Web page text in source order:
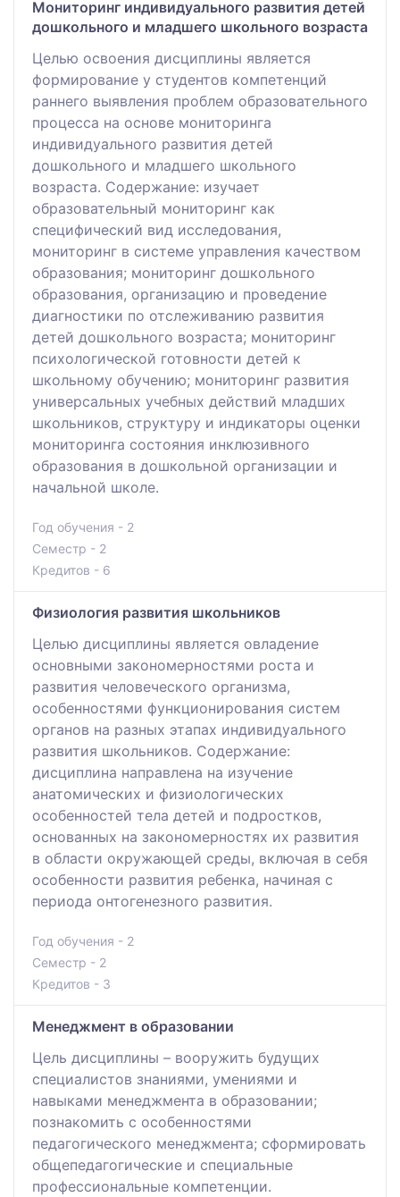
Мониторинг индивидуального развития детей
дошкольного и младшего школьного возраста
Целью освоения дисциплины является
формирование у студентов компетенций
раннего выявления проблем образовательного
процесса на основе мониторинга
индивидуального развития детей
дошкольного и младшего школьного
возраста. Содержание: изучает
образовательный мониторинг как
специфический вид исследования,
мониторинг в системе управления качеством
образования; мониторинг дошкольного
образования, организацию и проведение
диагностики по отслеживанию развития
детей дошкольного возраста; мониторинг
психологической готовности детей к
школьному обучению; мониторинг развития
универсальных учебных действий младших
школьников, структуру и индикаторы оценки
мониторинга состояния инклюзивного
образования в дошкольной организации и
начальной школе.
Год обучения - 2
Семестр - 2
Кредитов - 6
Физиология развития школьников
Целью дисциплины является овладение
основными закономерностями роста и
развития человеческого организма,
особенностями функционирования систем
органов на разных этапах индивидуального
развития школьников. Содержание:
дисциплина направлена на изучение
анатомических и физиологических
особенностей тела детей и подростков,
основанных на закономерностях их развития
в области окружающей среды, включая в себя
особенности развития ребенка, начиная с
периода онтогенезного развития.
Год обучения - 2
Семестр - 2
Кредитов - 3
Менеджмент в образовании
Цель дисциплины – вооружить будущих
специалистов знаниями, умениями и
навыками менеджмента в образовании;
познакомить с особенностями
педагогического менеджмента; сформировать
общепедагогические и специальные
профессиональные компетенции.